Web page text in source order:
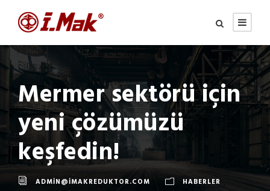
Mermer sektörü için
yeni çözümüzü
keşfedin!
ADMIN@IMAKREDUKTOR.COM
HABERLER